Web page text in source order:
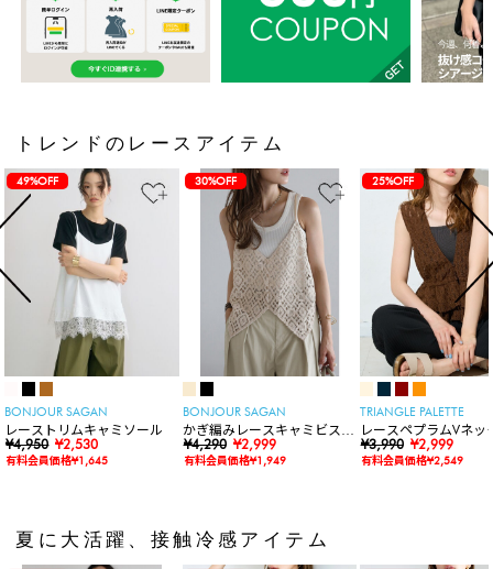
トレンドのレースアイテム
49%OFF
BONJOUR SAGAN
レーストリムキャミソール
¥4,950 ¥2,530
有料会員価格¥1,645
30%OFF
BONJOUR SAGAN
かぎ編みレースキャミビスチ
ェ
¥4,290 ¥2,999
有料会員価格¥1,949
25%OFF
TRIANGLE PALETTE
レースペプラムVネッ
ト
¥3,990 ¥2,999
有料会員価格¥2,549
夏に大活躍、接触冷感アイテム